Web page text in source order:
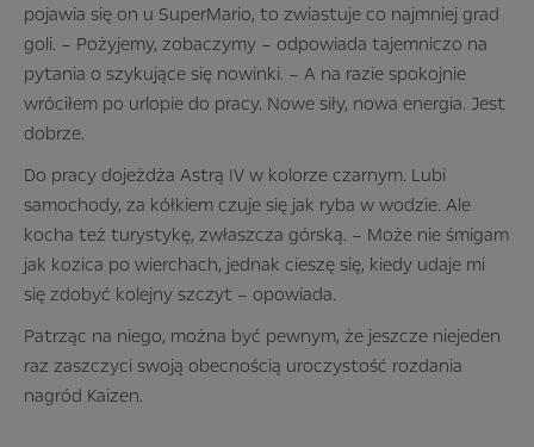
pojawia się on u SuperMario, to zwiastuje co najmniej grad
goli. – Pożyjemy, zobaczymy – odpowiada tajemniczo na
pytania o szykujące się nowinki. – A na razie spokojnie
wróciłem po urlopie do pracy. Nowe siły, nowa energia. Jest
dobrze.
Do pracy dojeżdża Astrą IV w kolorze czarnym. Lubi
samochody, za kółkiem czuje się jak ryba w wodzie. Ale
kocha też turystykę, zwłaszcza górską. – Może nie śmigam
jak kozica po wierchach, jednak cieszę się, kiedy udaje mi
się zdobyć kolejny szczyt – opowiada.
Patrząc na niego, można być pewnym, że jeszcze niejeden
raz zaszczyci swoją obecnością uroczystość rozdania
nagród Kaizen.